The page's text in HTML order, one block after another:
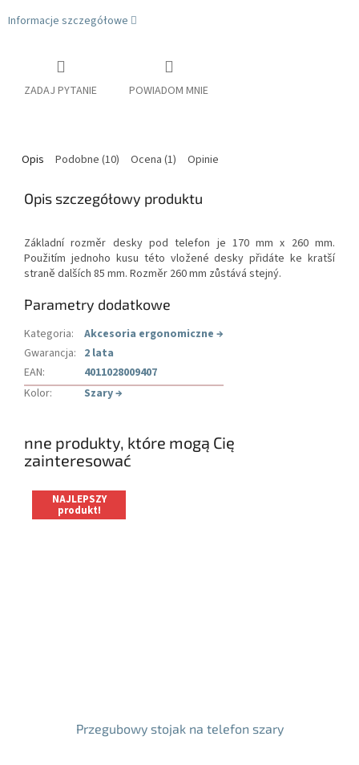
Informacje szczegółowe
ZADAJ PYTANIE POWIADOM MNIE
Opis Podobne (10) Ocena (1) Opinie
Opis szczegółowy produktu
Základní rozměr desky pod telefon je 170 mm x 260 mm.
Použitím jednoho kusu této vložené desky přidáte ke kratší
straně dalších 85 mm. Rozměr 260 mm zůstává stejný.
Parametry dodatkowe
Kategoria: Akcesoria ergonomiczne →
Gwarancja: 2 lata
EAN:
4011028009407
Kolor: Szary→
nne produkty, które mogą Cię
zainteresować
NAJLEPSZY
produkt!
Przegubowy stojak na telefon szary